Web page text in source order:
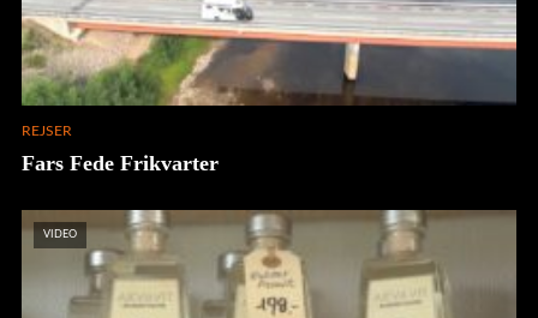
REJSER
Fars Fede Frikvarter
VIDEO